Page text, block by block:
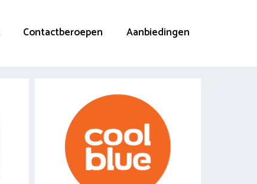
Contactberoepen Aanbiedingen